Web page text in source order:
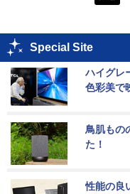
Special Site
ハイグレ
色彩美で
鳥肌もの
た！
性能の良